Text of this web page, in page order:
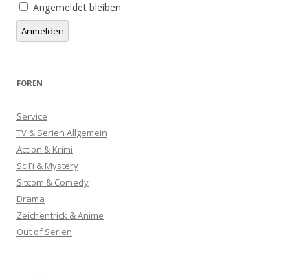
Angemeldet bleiben
Alternative:
Anmelden
FOREN
Service
TV & Serien Allgemein
Action & Krimi
SciFi & Mystery
Sitcom & Comedy
Drama
Zeichentrick & Anime
Out of Serien